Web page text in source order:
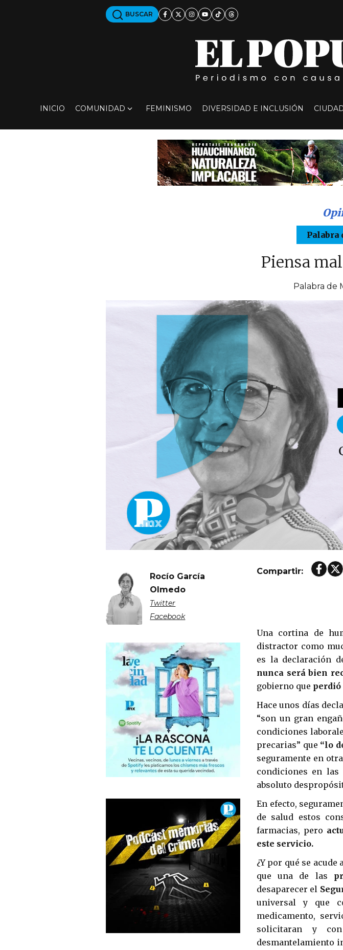
BUSCAR
INICIO COMUNIDAD FEMINISMO DIVERSIDAD E INCLUSIÓN
Palabra
Piensa
Palabra de
Rocío García
Olmedo
Twitter
Facebook
Compartir:
Una cortina de
distractor como
es la declaración
nunca será bien
gobierno que perdió
Hace unos días
“son un gran
condiciones
precarias” que “lo
seguramente en
condiciones en
absoluto
En efecto,
de salud estos
farmacias, pero
este servicio.
¿Y por qué se
que una de las
desaparecer el
universal y que
medicamento,
solicitaran y
desmantelamiento